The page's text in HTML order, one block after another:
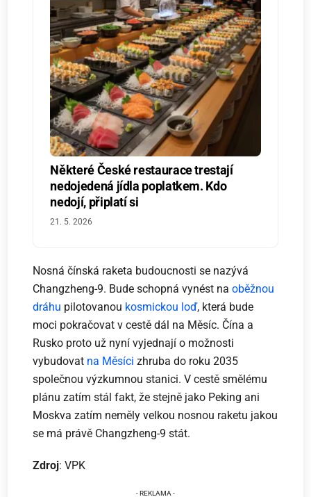
Některé České restaurace trestají
nedojedená jídla poplatkem. Kdo
nedojí, připlatí si
21. 5. 2026
Nosná čínská raketa budoucnosti se nazývá
Changzheng-9. Bude schopná vynést naoběžnou
dráhu pilotovanou kosmickou loď, která bude
moci pokračovat v cestě dál na Měsíc. Čína a
Rusko proto už nyní vyjednají o možnosti
vybudovat na Měsíci zhruba do roku 2035
společnou výzkumnou stanici. V cestě smělému
plánu zatím stál fakt, že stejně jako Peking ani
Moskva zatím neměly velkou nosnou raketu jakou
se má právě Changzheng-9 stát.
Zdroj: VPK